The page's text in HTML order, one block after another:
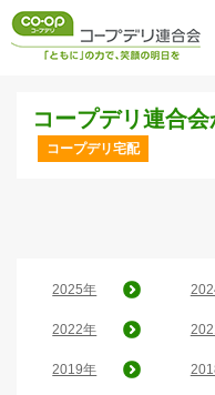
コープデリ連合
コープデリ宅配
2025年
2022年
2019年